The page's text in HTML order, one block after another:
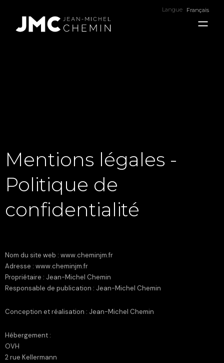
Langue Français
Mentions légales -
Politique de
confidentialité
Nom du site web : www.cheminjm.fr
Adresse : www.cheminjm.fr
Propriétaire : Jean-Michel Chemin
Responsable de publication : Jean-Michel Chemin
Conception et réalisation : Jean-Michel Chemin
Hébergement :
OVH
2 rue Kellermann